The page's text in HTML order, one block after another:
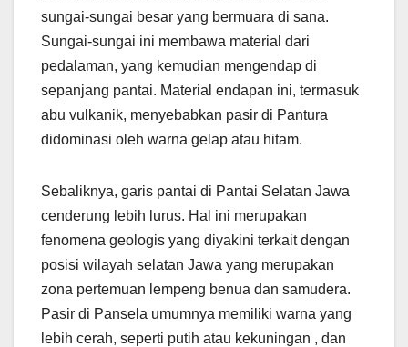
sungai-sungai besar yang bermuara di sana.
Sungai-sungai ini membawa material dari
pedalaman, yang kemudian mengendap di
sepanjang pantai. Material endapan ini, termasuk
abu vulkanik, menyebabkan pasir di Pantura
didominasi oleh warna gelap atau hitam.
Sebaliknya, garis pantai di Pantai Selatan Jawa
cenderung lebih lurus. Hal ini merupakan
fenomena geologis yang diyakini terkait dengan
posisi wilayah selatan Jawa yang merupakan
zona pertemuan lempeng benua dan samudera.
Pasir di Pansela umumnya memiliki warna yang
lebih cerah, seperti putih atau kekuningan , dan